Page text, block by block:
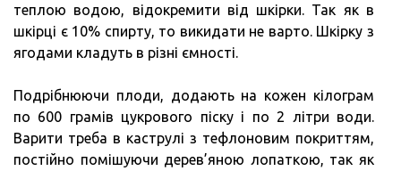
теплою водою, відокремити від шкірки. Так як в
шкірці є 10% спирту, то викидати не варто. Шкірку з
ягодами кладуть в різні ємності.
Подрібнюючи плоди, додають на кожен кілограм
по 600 грамів цукрового піску і по 2 літри води.
Варити треба в каструлі з тефлоновим покриттям,
постійно помішуючи дерев’яною лопаткою, так як